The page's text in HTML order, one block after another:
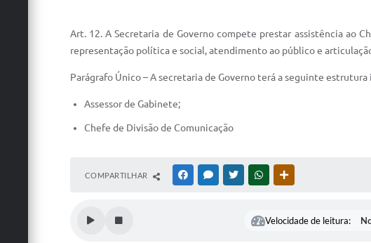
Art. 12. A Secretaria de Governo compete prestar assistência ao
representação política e social, atendimento ao público e
Parágrafo Único – A secretaria de Governo terá a seguinte estrutura
Assessor de Gabinete;
Chefe de Divisão de Comunicação
COMPARTILHAR FACEBOOKMESSENGER
TWITTERWHATSAPP
Velocidade de leitura: